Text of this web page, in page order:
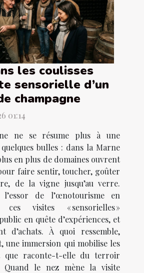
les coulisses
sensorielle d’un
champagne
01:14
ne se résume plus à une
bulles : dans la Marne
en plus de domaines ouvrent
faire sentir, toucher, goûter
de la vigne jusqu’au verre.
de l’œnotourisme en
ces visites « sensorielles »
en quête d’expériences, et
d’achats. À quoi ressemble,
une immersion qui mobilise les
que raconte-t-elle du terroir
Quand le nez mène la visite